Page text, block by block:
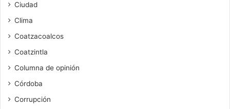
Ciudad
Clima
Coatzacoalcos
Coatzintla
Columna de opinión
Córdoba
Corrupción